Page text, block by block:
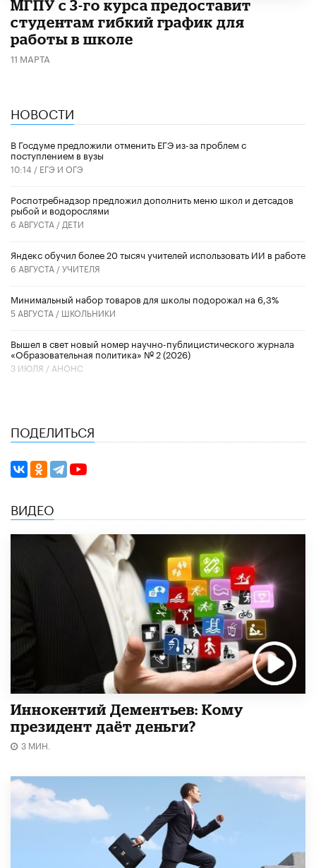
МГПУ с 3-го курса предоставит
студентам гибкий график для
работы в школе
11 МАРТА
НОВОСТИ
В Госдуме предложили отменить ЕГЭ из-за проблем с
поступлением в вузы
10:14 / ЕГЭ И ОГЭ
Роспотребнадзор предложил дополнить меню школ и детсадов
рыбой и водорослями
6 АВГУСТА / ДЕТИ
​Яндекс обучил более 20 тысяч учителей использовать ИИ в работе
6 АВГУСТА /УЧИТЕЛЯ
Минимальный набор товаров для школы подорожал на 6,3%
5 АВГУСТА / ШКОЛЬНИКИ
Вышел в свет новый номер научно-публицистического журнала
«Образовательная политика» № 2 (2026)
3 ИЮЛЯ / АНОНС
ПОДЕЛИТЬСЯ
ВИДЕО
Иннокентий Дементьев: Кому
президент даёт деньги?
3 МИН.